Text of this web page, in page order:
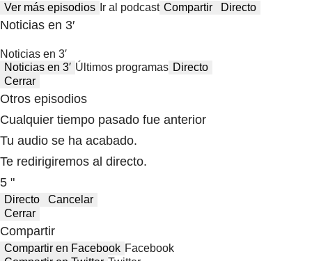
Ver más episodios Ir al podcast Compartir Directo
Noticias en 3′
Noticias en 3′
Noticias en 3′ Últimos programas Directo
Cerrar
Otros episodios
Cualquier tiempo pasado fue anterior
Tu audio se ha acabado.
Te redirigiremos al directo.
5 "
Directo
Cancelar
Cerrar
Compartir
Compartir en Facebook Facebook